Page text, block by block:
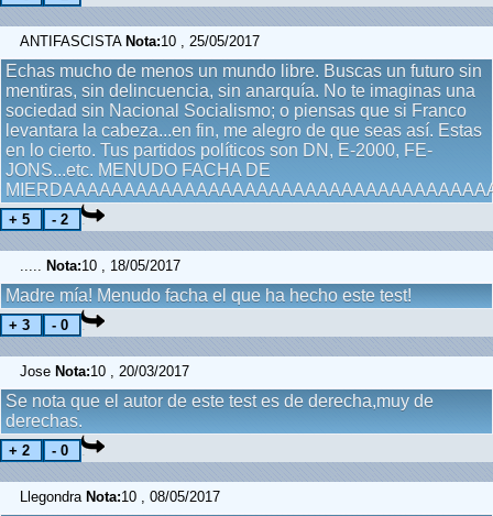
ANTIFASCISTA Nota:10 , 25/05/2017
Echas mucho de menos un mundo libre. Buscas un futuro sin
mentiras, sin delincuencia, sin anarquía. No te imaginas una
sociedad sin Nacional Socialismo; o piensas que si Franco
levantara la cabeza...en fin, me alegro de que seas así. Estas
en lo cierto. Tus partidos políticos son DN, E-2000, FE-
JONS...etc. MENUDO FACHA DE
..... Nota:10 , 18/05/2017
Madre mía! Menudo facha el que ha hecho este test!
Jose Nota:10 , 20/03/2017
Se nota que el autor de este test es de derecha,muy de
derechas.
Llegondra Nota:10 , 08/05/2017